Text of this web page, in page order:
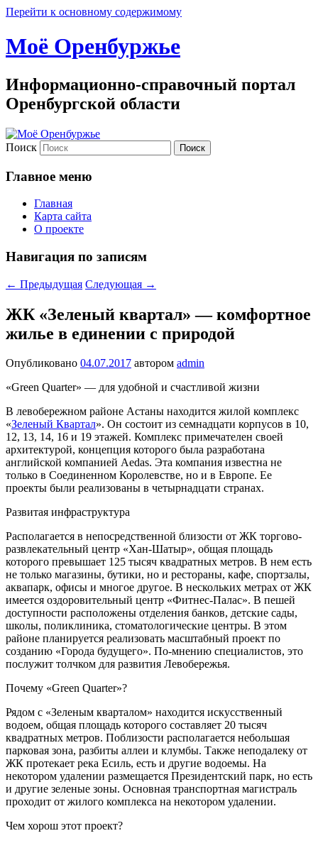
Перейти к основному содержимому
Моё Оренбуржье
Информационно-справочный портал
Оренбургской области
Поиск
Главное меню
Главная
Карта сайта
О проекте
Навигация по записям
← Предыдущая Следующая →
ЖК «Зеленый квартал» — комфортное
жилье в единении с природой
Опубликовано 04.07.2017 автором admin
«Green Quarter» — для удобной и счастливой жизни
В левобережном районе Астаны находится жилой комплекс
«Зеленый Квартал». Он состоит из семнадцати корпусов в 10,
12, 13, 14, 16 и 19 этажей. Комплекс примечателен своей
архитектурой, концепция которого была разработана
английской компанией Aedas. Эта компания известна не
только в Соединенном Королевстве, но и в Европе. Ее
проекты были реализованы в четырнадцати странах.
Развитая инфраструктура
Располагается в непосредственной близости от ЖК торгово-
развлекательный центр «Хан-Шатыр», общая площадь
которого превышает 125 тысяч квадратных метров. В нем есть
не только магазины, бутики, но и рестораны, кафе, спортзалы,
аквапарк, офисы и многое другое. В нескольких метрах от ЖК
имеется оздоровительный центр «Фитнес-Палас». В пешей
доступности расположены отделения банков, детские сады,
школы, поликлиника, стоматологические центры. В этом
районе планируется реализовать масштабный проект по
созданию «Города будущего». По-мнению специалистов, это
послужит толчком для развития Левобережья.
Почему «Green Quarter»?
Рядом с «Зеленым кварталом» находится искусственный
водоем, общая площадь которого составляет 20 тысяч
квадратных метров. Поблизости располагается небольшая
парковая зона, разбиты аллеи и клумбы. Также неподалеку от
ЖК протекает река Есиль, есть и другие водоемы. На
некотором удалении размещается Президентский парк, но есть
и другие зеленые зоны. Основная транспортная магистраль
проходит от жилого комплекса на некотором удалении.
Чем хорош этот проект?